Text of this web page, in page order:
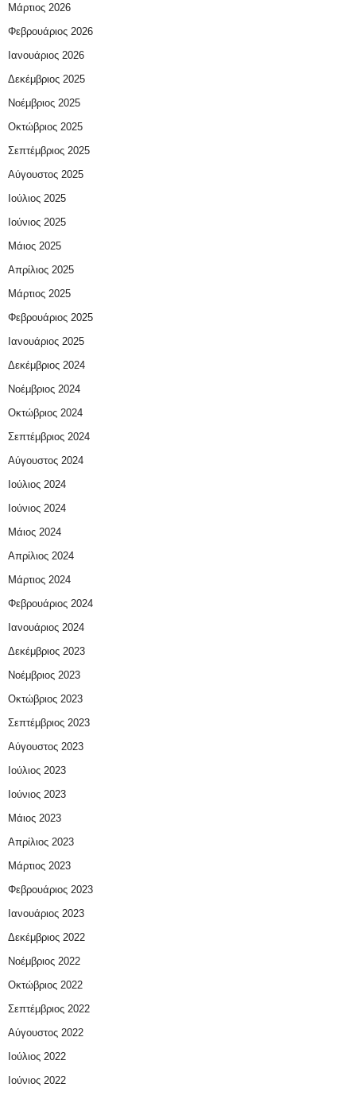
Μάρτιος 2026
Φεβρουάριος 2026
Ιανουάριος 2026
Δεκέμβριος 2025
Νοέμβριος 2025
Οκτώβριος 2025
Σεπτέμβριος 2025
Αύγουστος 2025
Ιούλιος 2025
Ιούνιος 2025
Μάιος 2025
Απρίλιος 2025
Μάρτιος 2025
Φεβρουάριος 2025
Ιανουάριος 2025
Δεκέμβριος 2024
Νοέμβριος 2024
Οκτώβριος 2024
Σεπτέμβριος 2024
Αύγουστος 2024
Ιούλιος 2024
Ιούνιος 2024
Μάιος 2024
Απρίλιος 2024
Μάρτιος 2024
Φεβρουάριος 2024
Ιανουάριος 2024
Δεκέμβριος 2023
Νοέμβριος 2023
Οκτώβριος 2023
Σεπτέμβριος 2023
Αύγουστος 2023
Ιούλιος 2023
Ιούνιος 2023
Μάιος 2023
Απρίλιος 2023
Μάρτιος 2023
Φεβρουάριος 2023
Ιανουάριος 2023
Δεκέμβριος 2022
Νοέμβριος 2022
Οκτώβριος 2022
Σεπτέμβριος 2022
Αύγουστος 2022
Ιούλιος 2022
Ιούνιος 2022